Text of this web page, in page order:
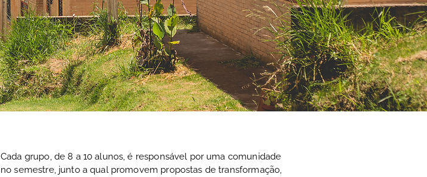
Cada grupo, de 8 a 10 alunos, é responsável por uma comunidade
no semestre, junto a qual promovem propostas de transformação,